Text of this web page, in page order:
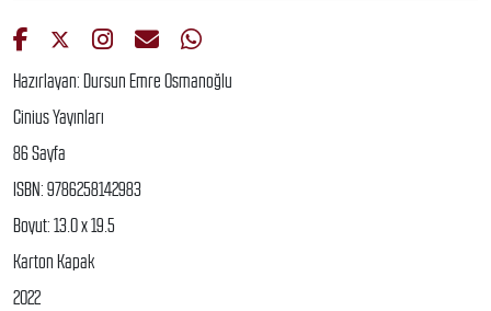
Hazırlayan: Dursun Emre Osmanoğlu
Cinius Yayınları
86 Sayfa
ISBN: 9786258142983
Boyut: 13.0 x 19.5
Karton Kapak
2022